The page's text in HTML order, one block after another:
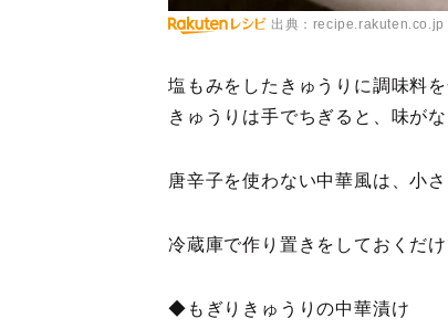
出典：recipe.rakuten.co.jp
塩もみをしたきゅうりに調味料
きゅうりは手でちぎると、味が
唐辛子を使わない中華風は、小
冷蔵庫で作り置きをしておくだ
◆もぎりきゅうりの中華漬け